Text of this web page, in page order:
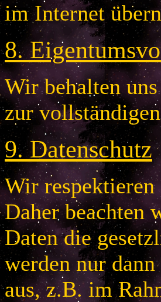
im Internet
8.
Wir behalten
zur
9.Datenschutz
Wir
Daher beachten
Daten die
werden nur
aus, z.B. im